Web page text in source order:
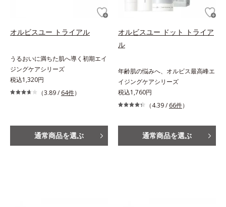
オルビスユー トライアル
うるおいに満ちた肌へ導く初期エイ
ジングケアシリーズ
税込1,320円
（3.89 / 64件）
通常商品を選ぶ
オルビスユー ドット トライア
ル
年齢肌の悩みへ、オルビス最高峰エ
イジングケアシリーズ
税込1,760円
（4.39 / 66件）
通常商品を選ぶ